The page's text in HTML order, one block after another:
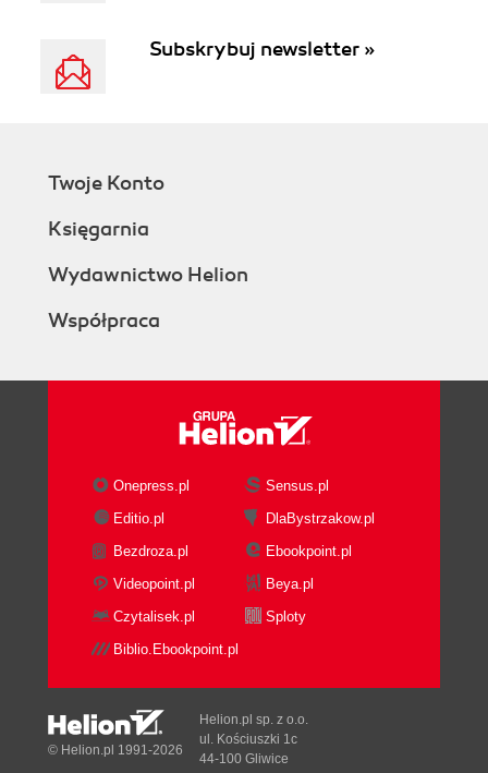
Subskrybuj newsletter »
Twoje Konto
Księgarnia
Wydawnictwo Helion
Współpraca
Onepress.pl
Sensus.pl
Editio.pl
DlaBystrzakow.pl
Bezdroza.pl
Ebookpoint.pl
Videopoint.pl
Beya.pl
Czytalisek.pl
Sploty
Biblio.Ebookpoint.pl
© Helion.pl 1991-2026
Helion.pl sp. z o.o.
ul. Kościuszki 1c
44-100 Gliwice